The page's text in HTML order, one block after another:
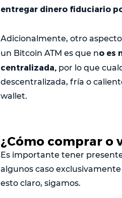
entregar dinero fiduciario
Adicionalmente, otro
un Bitcoin ATM es que no es
centralizada, por lo que
descentralizada, fría o
wallet.
¿Cómo comprar o
Es importante tener
algunos caso
esto claro, sigamos.